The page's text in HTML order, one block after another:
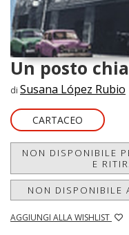
Un posto
di Susana López Rubio
CARTACEO
NON DISPONIBILE
E
NON DISPONIBILE
AGGIUNGI ALLA WISHLIST